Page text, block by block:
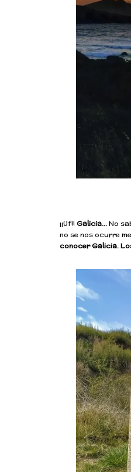
¡¡Uf!!Galicia…No
no se nos ocurre
conocer Galicia.